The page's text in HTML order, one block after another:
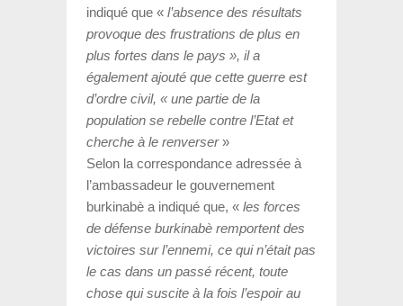
indiqué que « l’absence des résultats
provoque des frustrations de plus en
plus fortes dans le pays », il a
également ajouté que cette guerre est
d’ordre civil, « une partie de la
population se rebelle contre l’Etat et
cherche à le renverser»
Selon la correspondance adressée à
l’ambassadeur le gouvernement
burkinabè a indiqué que, « les forces
de défense burkinabè remportent des
victoires sur l’ennemi, ce qui n’était pas
le cas dans un passé récent, toute
chose qui suscite à la fois l’espoir au